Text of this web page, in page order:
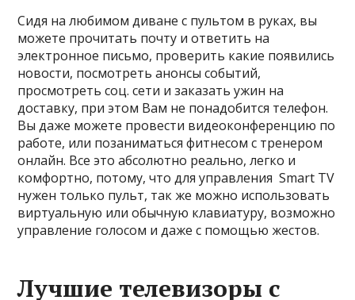
Сидя на любимом диване с пультом в руках, вы
можете прочитать почту и ответить на
электронное письмо, проверить какие появились
новости, посмотреть анонсы событий,
просмотреть соц. сети и заказать ужин на
доставку, при этом Вам не понадобится телефон.
Вы даже можете провести видеоконференцию по
работе, или позаниматься фитнесом с тренером
онлайн. Все это абсолютно реально, легко и
комфортно, потому, что для управления Smart TV
нужен только пульт, так же можно использовать
виртуальную или обычную клавиатуру, возможно
управление голосом и даже с помощью жестов.
Лучшие телевизоры с